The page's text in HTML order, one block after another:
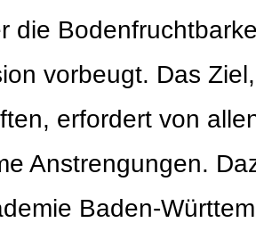
die
vorbeugt. Das
erfordert von
Anstrengungen.
Baden-